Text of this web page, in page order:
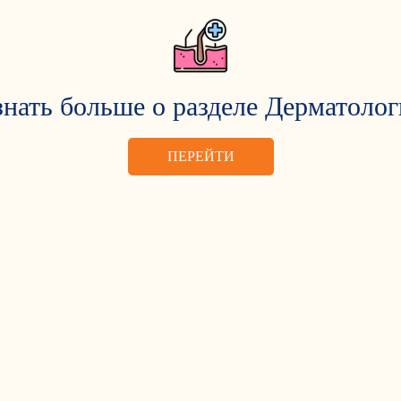
больше о разделе
ПЕРЕЙТИ